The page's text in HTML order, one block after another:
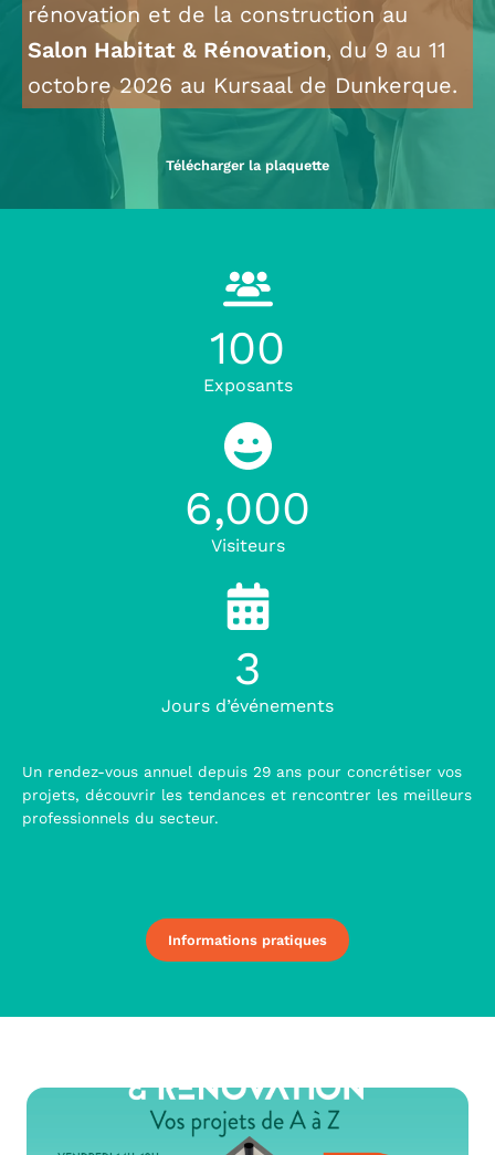
rénovation et de la construction au
Salon Habitat & Rénovation, du 9 au 11
octobre 2026 au Kursaal de Dunkerque.
Télécharger la plaquette
100
Exposants
6,000
Visiteurs
3
Jours d’événements
Un rendez-vous annuel depuis 29 ans pour concrétiser vos
projets, découvrir les tendances et rencontrer les meilleurs
professionnels du secteur.
Informations pratiques